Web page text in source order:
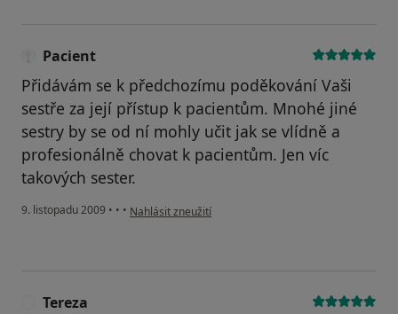
Pacient
Přidávám se k předchozímu poděkování Vaši
sestře za její přístup k pacientům. Mnohé jiné
sestry by se od ní mohly učit jak se vlídně a
profesionálně chovat k pacientům. Jen víc
takových sester.
9. listopadu 2009 • • • podle názoru uživatele Pacient
Nahlásit zneužití
Tereza